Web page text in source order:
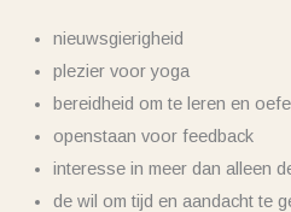
nieuwsgierigheid
plezier voor yoga
bereidheid om te leren en
openstaan voor feedback
interesse in meer dan alleen
de wil om tijd en aandacht te